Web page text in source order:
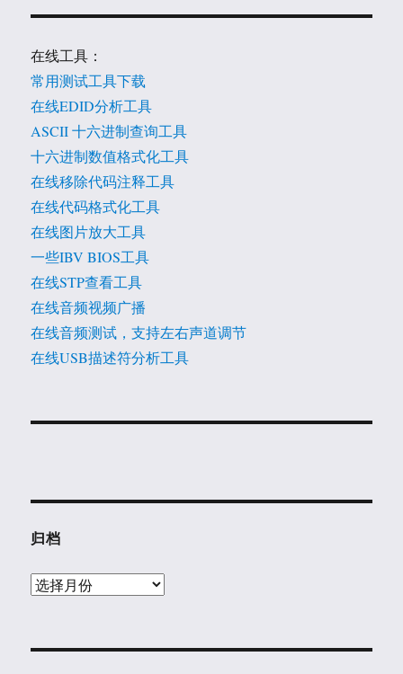
在线工具：
常用测试工具下载
在线EDID分析工具
ASCII 十六进制查询工具
十六进制数值格式化工具
在线移除代码注释工具
在线代码格式化工具
在线图片放大工具
一些IBV BIOS工具
在线STP查看工具
在线音频视频广播
在线音频测试，支持左右声道调节
在线USB描述符分析工具
归档
归